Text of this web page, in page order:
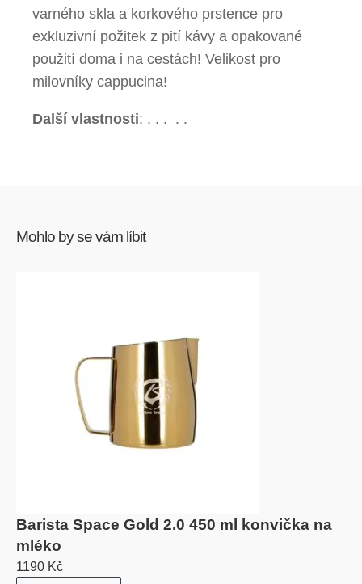
varného skla a korkového prstence pro
exkluzivní požitek z pití kávy a opakované
použití doma i na cestách! Velikost pro
milovníky cappucina!
Další vlastnosti: . . . . .
Mohlo by se vám líbit
Barista Space Gold 2.0 450 ml konvička na
mléko
1190 Kč